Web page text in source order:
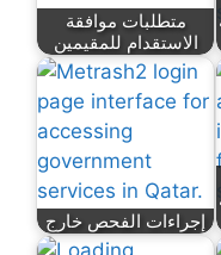
متطلبات موافقة
الاستقدام للمقيمين
إجراءات الفحص خارج